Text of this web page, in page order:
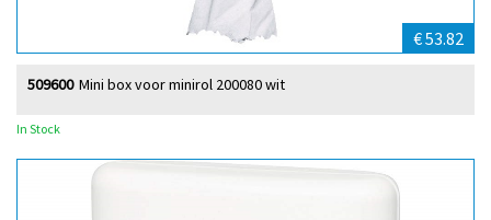
€ 53.82
Mini box voor minirol 200080 wit
509600
In Stock